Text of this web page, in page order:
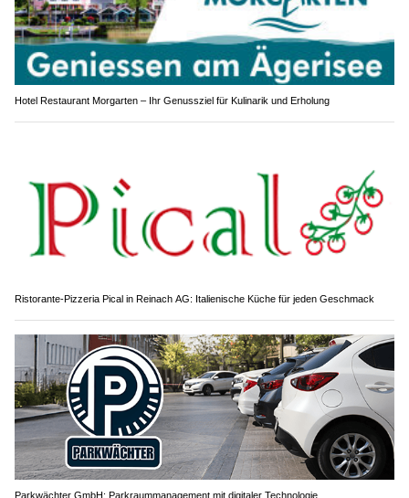
Hotel Restaurant Morgarten – Ihr Genussziel für Kulinarik und Erholung
Ristorante-Pizzeria Pical in Reinach AG: Italienische Küche für jeden Geschmack
Parkwächter GmbH: Parkraummanagement mit digitaler Technologie